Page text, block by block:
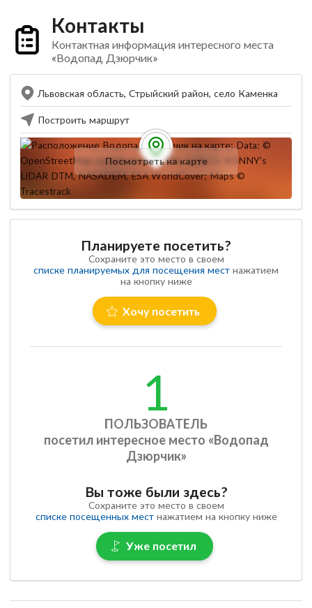
Контакты
Контактная информация интересного места
«Водопад Дзюрчик»
Львовская область, Стрыйский район, село Каменка
Построить маршрут
Посмотреть на карте
Планируете посетить?
Сохраните это место в своем
списке планируемых для посещения мест нажатием
на кнопку ниже
Хочу посетить
1
ПОЛЬЗОВАТЕЛЬ
посетил интересное место «Водопад
Дзюрчик»
Вы тоже были здесь?
Сохраните это место в своем
списке посещенных местнажатием на кнопку ниже
Уже посетил